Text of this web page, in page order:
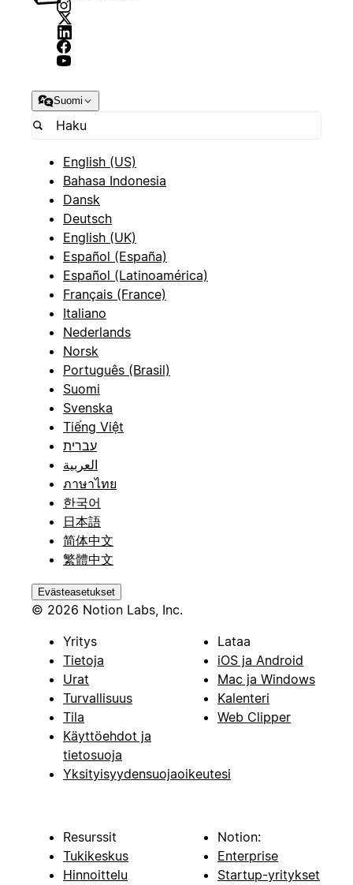
Suomi
English (US)
Bahasa Indonesia
Dansk
Deutsch
English (UK)
Español (España)
Español (Latinoamérica)
Français (France)
Italiano
Nederlands
Norsk
Português (Brasil)
Suomi
Svenska
Tiếng Việt
עברית
العربية
ภาษาไทย
한국어
日本語
简体中文
繁體中文
Evästeasetukset
© 2026 Notion Labs, Inc.
Yritys
Tietoja
Urat
Turvallisuus
Tila
Käyttöehdot ja
tietosuoja
Yksityisyydensuojaoikeutesi
Lataa
iOS ja Android
Mac ja Windows
Kalenteri
Web Clipper
Resurssit
Tukikeskus
Hinnoittelu
Notion:
Enterprise
Startup-yritykset